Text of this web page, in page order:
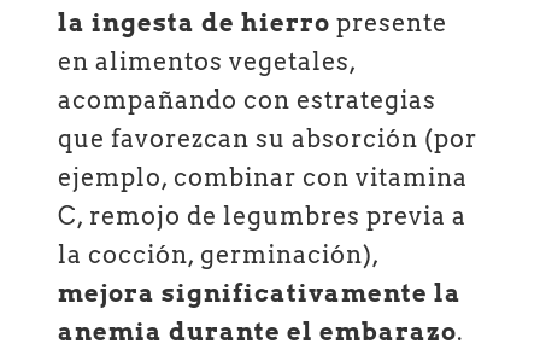
la ingesta de hierro presente
en alimentos vegetales,
acompañando con estrategias
que favorezcan su absorción (por
ejemplo, combinar con vitamina
C, remojo de legumbres previa a
la cocción, germinación),
mejora significativamente la
anemia durante el embarazo.